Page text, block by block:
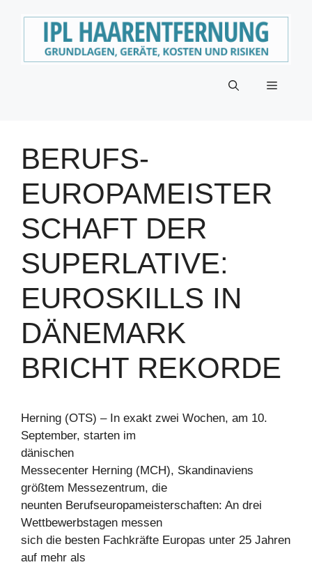
Menü
BERUFS-
EUROPAMEISTER
SCHAFT DER
SUPERLATIVE:
EUROSKILLS IN
DÄNEMARK
BRICHT REKORDE
Herning (OTS) – In exakt zwei Wochen, am 10.
September, starten im
dänischen
Messecenter Herning (MCH), Skandinaviens
größtem Messezentrum, die
neunten Berufseuropameisterschaften: An drei
Wettbewerbstagen messen
sich die besten Fachkräfte Europas unter 25 Jahren
auf mehr als